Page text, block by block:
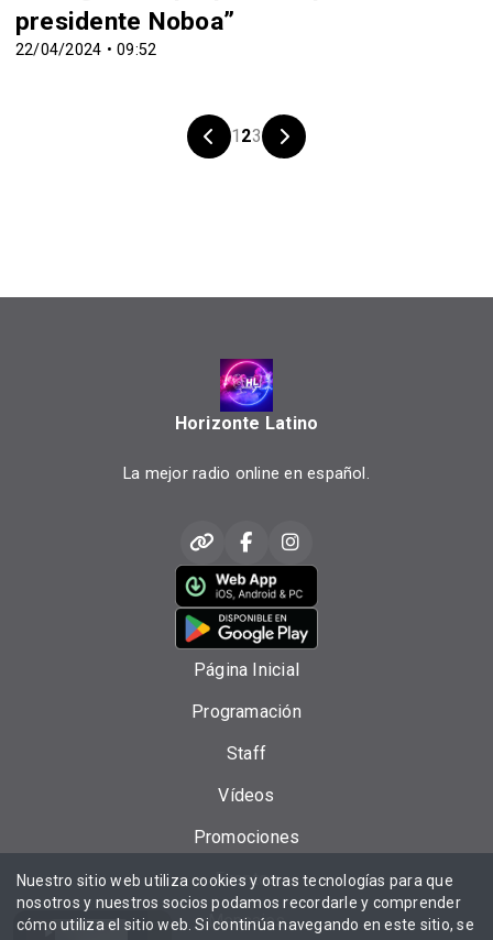
22/04/2024 • 09:52
presidente Noboa”
1 23
Horizonte Latino
La mejor radio online en español.
Página Inicial
Programación
Staff
Vídeos
Promociones
Eventos
Mensajes
Nuestro sitio web utiliza cookies y otras tecnologías para que
nosotros y nuestros socios podamos recordarle y comprender
cómo utiliza el sitio web. Si continúa navegando en este sitio, se